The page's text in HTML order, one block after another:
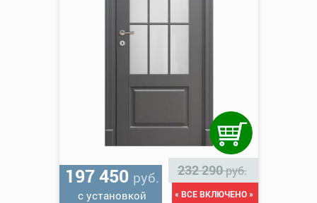
197 450 руб.
с установкой
232 290руб.
« ВСЕ ВКЛЮЧЕНО »